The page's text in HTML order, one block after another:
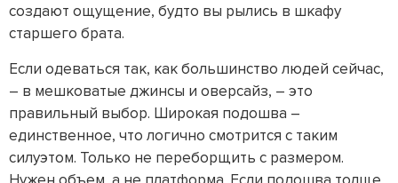
создают ощущение, будто вы рылись в шкафу
старшего брата.
Если одеваться так, как большинство людей сейчас,
– в мешковатые джинсы и оверсайз, – это
правильный выбор. Широкая подошва –
единственное, что логично смотрится с таким
силуэтом. Только не переборщить с размером.